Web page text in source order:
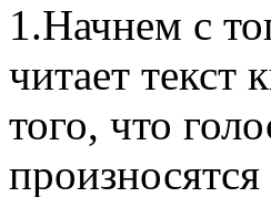
1.Начнем с
читает текст
того, что